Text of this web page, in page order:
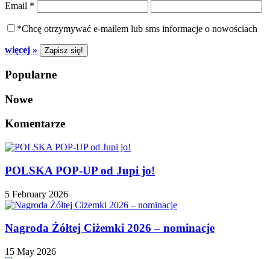
Email *
*Chcę otrzymywać e-mailem lub sms informacje o nowościach
więcej »
Popularne
Nowe
Komentarze
POLSKA POP-UP od Jupi jo!
5 February 2026
Nagroda Żółtej Ciżemki 2026 – nominacje
15 May 2026